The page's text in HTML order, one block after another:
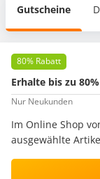
Gutscheine
80% Rabatt
Erhalte bis zu
Nur Neukunden
Im Online Shop
ausgewählte